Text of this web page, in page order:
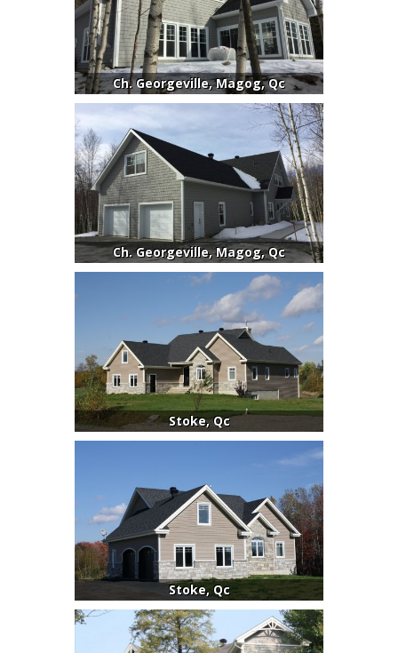
Ch. Georgeville, Magog, Qc
Ch. Georgeville, Magog, Qc
Stoke, Qc
Stoke, Qc